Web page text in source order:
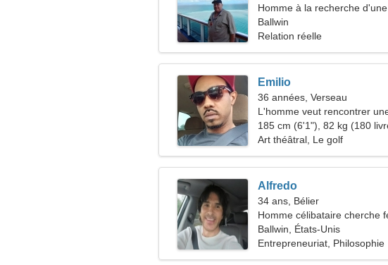
Homme à la recherche
Ballwin
Relation réelle
Emilio
36 années, Verseau
L'homme veut rencontrer
185 cm (6'1"), 82 kg (180
Art théâtral, Le golf
Alfredo
34 ans, Bélier
Homme célibataire cherche
Ballwin, États-Unis
Entrepreneuriat, Philosophie